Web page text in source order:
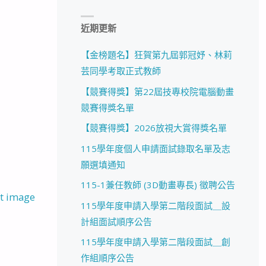
image
近期更新
【金榜題名】狂賀第九屆郭冠妤、林莉
芸同學考取正式教師
【競賽得獎】第22屆技專校院電腦動畫
競賽得獎名單
【競賽得獎】2026放視大賞得獎名單
115學年度個人申請面試錄取名單及志
願選填通知
115-1兼任教師 (3D動畫專長) 徵聘公告
115學年度申請入學第二階段面試＿設
計組面試順序公告
115學年度申請入學第二階段面試＿創
作組順序公告